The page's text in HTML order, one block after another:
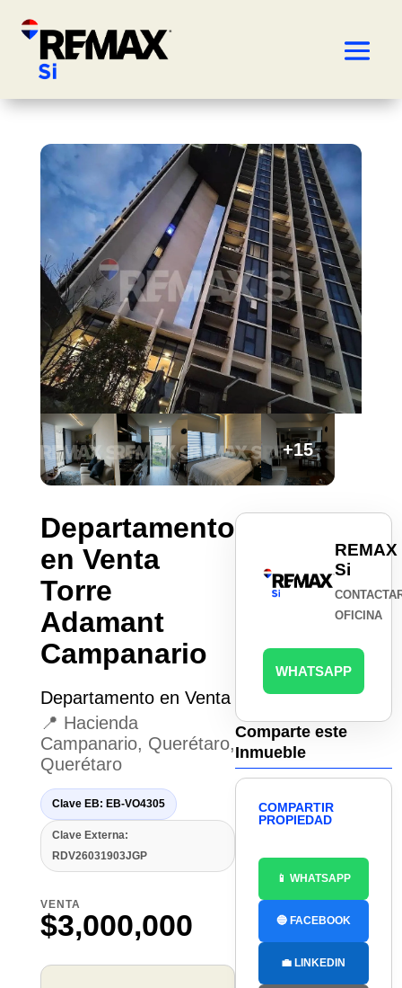
+15
Departamento
en Venta
Torre
Adamant
Campanario
Departamento en Venta
📍 Hacienda
Campanario, Querétaro,
Querétaro
Clave EB: EB-VO4305
Clave Externa:
RDV26031903JGP
VENTA
$3,000,000
REMAX
Si
OFICINA
WHATSAPP
Comparte este
Inmueble
COMPARTIR
PROPIEDAD
📱 WHATSAPP
🔵 FACEBOOK
💼 LINKEDIN